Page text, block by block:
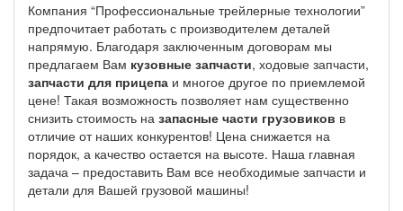
Компания “Профессиональные трейлерные технологии”
предпочитает работать с производителем деталей
напрямую. Благодаря заключенным договорам мы
предлагаем Вам кузовные запчасти, ходовые запчасти,
запчасти для прицепа и многое другое по приемлемой
цене! Такая возможность позволяет нам существенно
снизить стоимость на запасные части грузовиков в
отличие от наших конкурентов! Цена снижается на
порядок, а качество остается на высоте. Наша главная
задача – предоставить Вам все необходимые запчасти и
детали для Вашей грузовой машины!